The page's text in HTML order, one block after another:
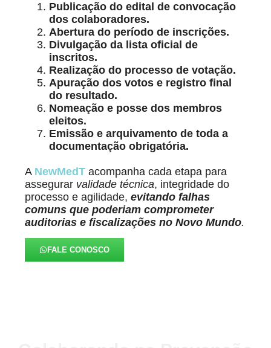
Publicação do edital de convocação
dos colaboradores.
Abertura do período de inscrições.
Divulgação da lista oficial de
inscritos.
Realização do processo de votação.
Apuração dos votos e registro final
do resultado.
Nomeação e posse dos membros
eleitos.
Emissão e arquivamento de toda a
documentação obrigatória.
A NewMedT acompanha cada etapa para
assegurar validade técnica, integridade do
processo e agilidade,evitando falhas
comuns que poderiam comprometer
auditorias e fiscalizações no Novo Mundo.
FALE CONOSCO